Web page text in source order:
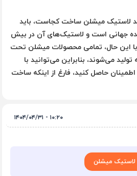
لاستیک میشلن ساخت کجاست، باید
جهانی است و لاستیک‌های آن در بیش
با این حال، تمامی محصولات میشلن تحت
می‌شوند، بنابراین می‌توانید با
حاصل کنید، فارغ از اینکه ساخت
۱۰:۲۰ - ۱۴۰۴/۰۴/۳۱
لاستیک میشلن